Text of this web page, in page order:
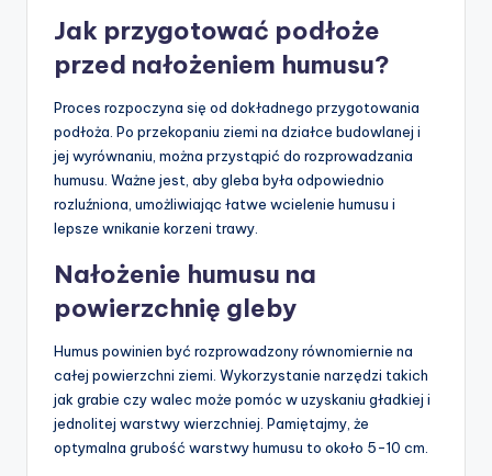
Jak przygotować podłoże
przed nałożeniem humusu?
Proces rozpoczyna się od dokładnego przygotowania
podłoża. Po przekopaniu ziemi na działce budowlanej i
jej wyrównaniu, można przystąpić do rozprowadzania
humusu. Ważne jest, aby gleba była odpowiednio
rozluźniona, umożliwiając łatwe wcielenie humusu i
lepsze wnikanie korzeni trawy.
Nałożenie humusu na
powierzchnię gleby
Humus powinien być rozprowadzony równomiernie na
całej powierzchni ziemi. Wykorzystanie narzędzi takich
jak grabie czy walec może pomóc w uzyskaniu gładkiej i
jednolitej warstwy wierzchniej. Pamiętajmy, że
optymalna grubość warstwy humusu to około 5-10 cm.